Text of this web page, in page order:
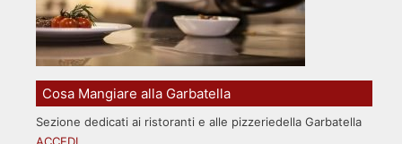
Cosa Mangiare alla Garbatella
Sezione dedicati ai ristoranti e alle pizzeriedella Garbatella